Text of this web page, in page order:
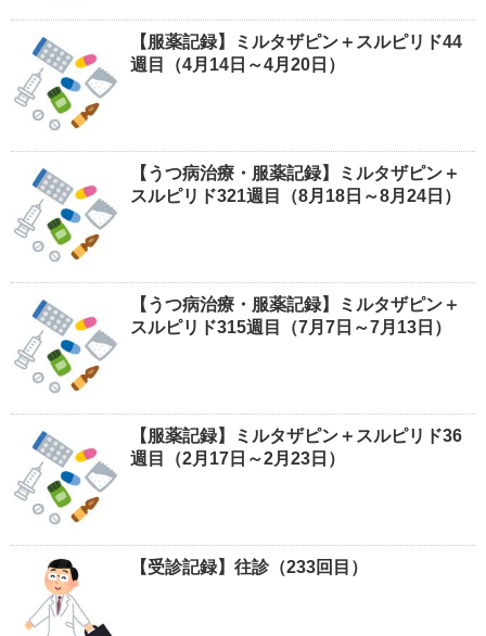
【服薬記録】ミルタザピン＋スルピリド44
週目（4月14日～4月20日）
【うつ病治療・服薬記録】ミルタザピン＋
スルピリド321週目（8月18日～8月24日）
【うつ病治療・服薬記録】ミルタザピン＋
スルピリド315週目（7月7日～7月13日）
【服薬記録】ミルタザピン＋スルピリド36
週目（2月17日～2月23日）
【受診記録】往診（233回目）